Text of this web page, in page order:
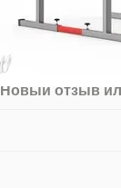
Новый отзыв